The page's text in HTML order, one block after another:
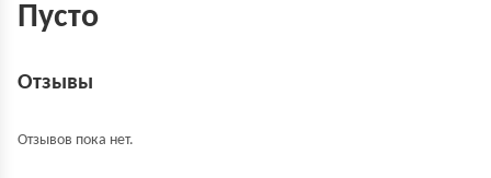
Пусто
Отзывы
Отзывов пока нет.